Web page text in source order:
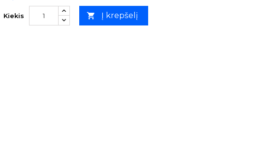
Kiekis  Į krepšelį